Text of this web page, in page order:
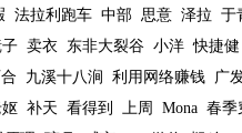
法拉利跑车 中部 思意 泽拉 于
卖衣 东非大裂谷 小洋 快捷健
九溪十八涧 利用网络赚钱 广
补天 看得到 上周 Mona 春季